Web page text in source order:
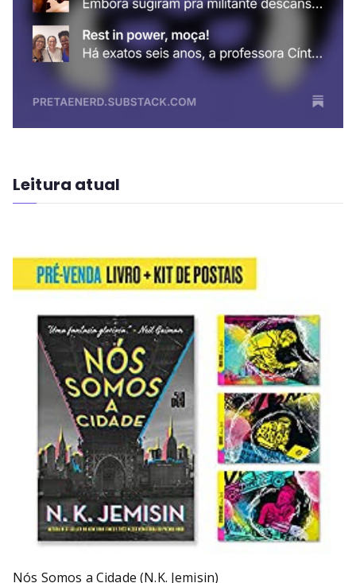
Leitura atual
Nós Somos a Cidade (N.K. Jemisin)